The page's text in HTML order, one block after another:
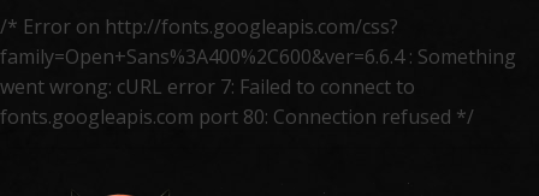
/* Error on http://fonts.googleapis.com/css?
family=Open+Sans%3A400%2C600&ver=6.6.4 : Something
went wrong: cURL error 7: Failed to connect to
fonts.googleapis.com port 80: Connection refused */